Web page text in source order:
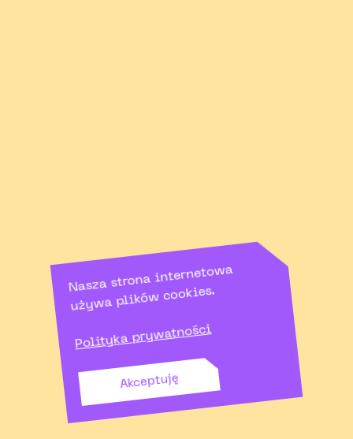
Nasza strona internetowa
używa plików cookies.
Polityka prywatności
Akceptuję